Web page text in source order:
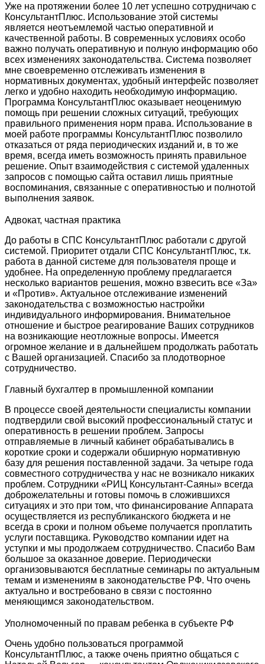
Уже на протяжении более 10 лет успешно сотрудничаю с
КонсультантПлюс. Использование этой системы
является неотъемлемой частью оперативной и
качественной работы. В современных условиях особо
важно получать оперативную и полную информацию обо
всех изменениях законодательства. Система позволяет
мне своевременно отслеживать изменения в
нормативных документах, удобный интерфейс позволяет
легко и удобно находить необходимую информацию.
Программа КонсультантПлюс оказывает неоценимую
помощь при решении сложных ситуаций, требующих
правильного применения норм права. Использование в
моей работе программы КонсультантПлюс позволило
отказаться от ряда периодических изданий и, в то же
время, всегда иметь возможность принять правильное
решение. Опыт взаимодействия с системой удаленных
запросов с помощью сайта оставил лишь приятные
воспоминания, связанные с оперативностью и полнотой
выполнения заявок.
Адвокат, частная практика
До работы в СПС КонсультантПлюс работали с другой
системой. Приоритет отдали СПС КонсультантПлюс, т.к.
работа в данной системе для пользователя проще и
удобнее. На определенную проблему предлагается
несколько вариантов решения, можно взвесить все «За»
и «Против». Актуальное отслеживание изменений
законодательства с возможностью настройки
индивидуального информирования. Внимательное
отношение и быстрое реагирование Ваших сотрудников
на возникающие неотложные вопросы. Имеется
огромное желание и в дальнейшем продолжать работать
с Вашей организацией. Спасибо за плодотворное
сотрудничество.
Главный бухгалтер в промышленной компании
В процессе своей деятельности специалисты компании
подтвердили свой высокий профессиональный статус и
оперативность в решении проблем. Запросы
отправляемые в личный кабинет обрабатывались в
короткие сроки и содержали обширную нормативную
базу для решения поставленной задачи. За четыре года
совместного сотрудничества у нас не возникало никаких
проблем. Сотрудники «РИЦ Консультант-Саяны» всегда
доброжелательны и готовы помочь в сложившихся
ситуациях и это при том, что финансирование Аппарата
осуществляется из республиканского бюджета и не
всегда в сроки и полном объеме получается проплатить
услуги поставщика. Руководство компании идет на
уступки и мы продолжаем сотрудничество. Спасибо Вам
большое за оказанное доверие. Периодически
организовываются бесплатные семинары по актуальным
темам и изменениям в законодательстве РФ. Что очень
актуально и востребовано в связи с постоянно
меняющимся законодательством.
Уполномоченный по правам ребенка в субъекте РФ
Очень удобно пользоваться программой
КонсультантПлюс, а также очень приятно общаться с